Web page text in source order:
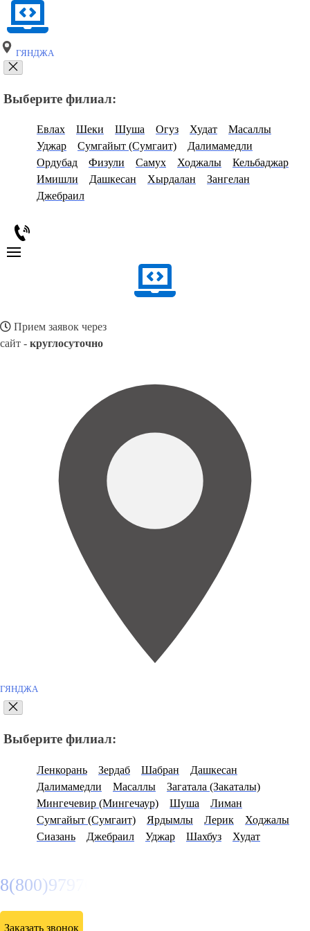
ГЯНДЖА
Выберите филиал:
Евлах Шеки Шуша Огуз Худат
Масаллы
Уджар
Сумгайыт (Сумгаит)
Далимамедли
Ордубад
Физули Самух Ходжалы
Кельбаджар
Имишли
Дашкесан Хырдалан
Зангелан
Джебраил
Прием заявок через
сайт - круглосуточно
ГЯНДЖА
Выберите филиал:
Ленкорань Зердаб Шабран
Дашкесан
Далимамедли
Масаллы
Загатала (Закаталы)
Мингечевир (Мингечаур)
Шуша
Лиман
Сумгайыт (Сумгаит)
Ярдымлы Лерик
Ходжалы
Сиазань
Джебраил Уджар Шахбуз Худат
8(800)9797043
Заказать звонок